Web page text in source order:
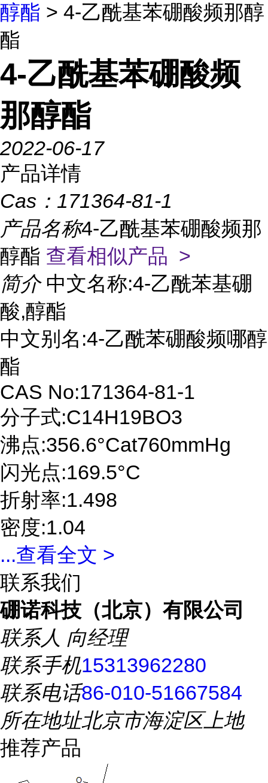
醇酯 > 4-乙酰基苯硼酸频那醇
酯
4-乙酰基苯硼酸频
那醇酯
2022-06-17
产品详情
Cas： 171364-81-1
产品名称4-乙酰基苯硼酸频那
醇酯 查看相似产品 >
简介 中文名称:4-乙酰苯基硼
酸,醇酯
中文别名:4-乙酰苯硼酸频哪醇
酯
CAS No:171364-81-1
分子式:C14H19BO3
沸点:356.6°Cat760mmHg
闪光点:169.5°C
折射率:1.498
密度:1.04
...查看全文 >
联系我们
硼诺科技（北京）有限公司
联系人 向经理
联系手机15313962280
联系电话86-010-51667584
所在地址北京市海淀区上地
推荐产品